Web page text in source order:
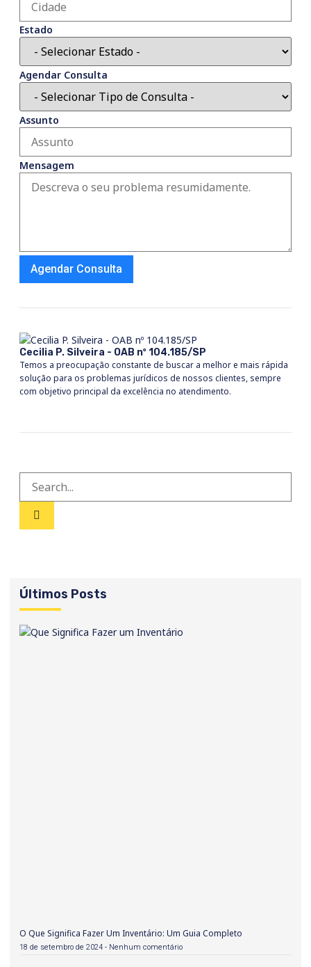
Estado
Agendar Consulta
Assunto
Mensagem
Agendar Consulta
Cecilia P. Silveira - OAB nº 104.185/SP
Temos a preocupação constante de buscar a melhor e mais rápida
solução para os problemas jurídicos de nossos clientes, sempre
com objetivo principal da excelência no atendimento.
Últimos Posts
O Que Significa Fazer Um Inventário: Um Guia Completo
18 de setembro de 2024 Nenhum comentário